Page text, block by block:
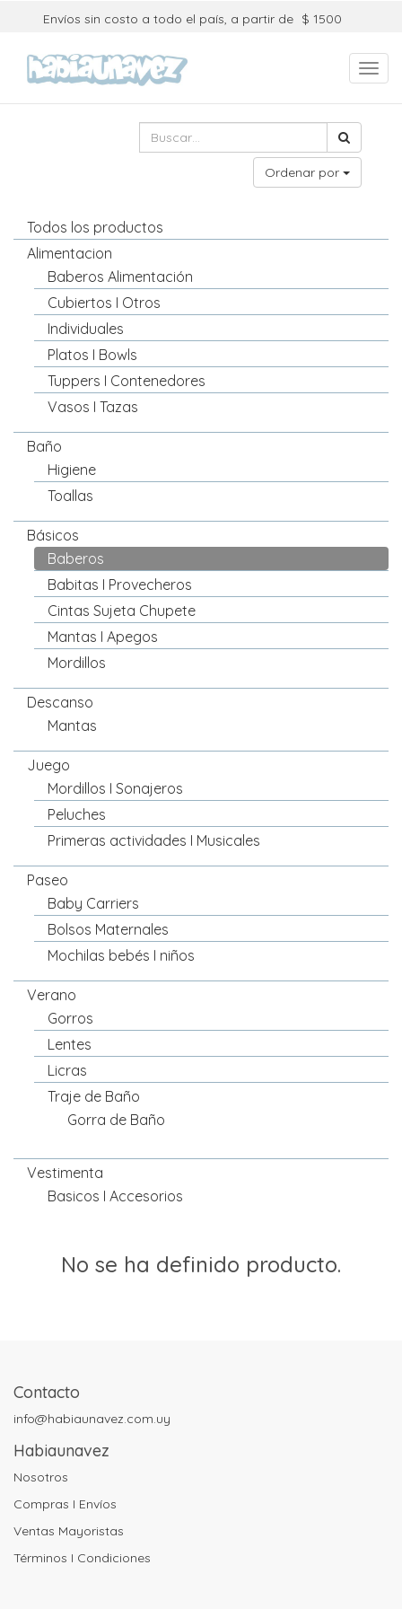
Envíos sin costo a todo el país, a partir de $ 1500
Ordenar por
Todos los productos
Alimentacion
Baberos Alimentación
Cubiertos I Otros
Individuales
Platos I Bowls
Tuppers I Contenedores
Vasos I Tazas
Baño
Higiene
Toallas
Básicos
Baberos
Babitas I Provecheros
Cintas Sujeta Chupete
Mantas I Apegos
Mordillos
Descanso
Mantas
Juego
Mordillos I Sonajeros
Peluches
Primeras actividades I Musicales
Paseo
Baby Carriers
Bolsos Maternales
Mochilas bebés I niños
Verano
Gorros
Lentes
Licras
Traje de Baño
Gorra de Baño
Vestimenta
Basicos I Accesorios
No se ha definido producto.
Contacto
info@habiaunavez.com.uy
Habiaunavez
Nosotros
Compras I Envíos
Ventas Mayoristas
Términos I Condiciones